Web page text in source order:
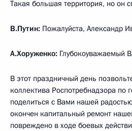
Такая большая территория, но он
В.Путин: Пожалуйста, Александр
А.Хоруженко: Глубокоуважаемый
В этот праздничный день
коллектива Роспотребнадзора по
поделиться с Вами нашей
окончен капитальный ремонт
повреждено в ходе боевых